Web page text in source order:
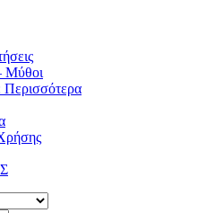
Μύθοι